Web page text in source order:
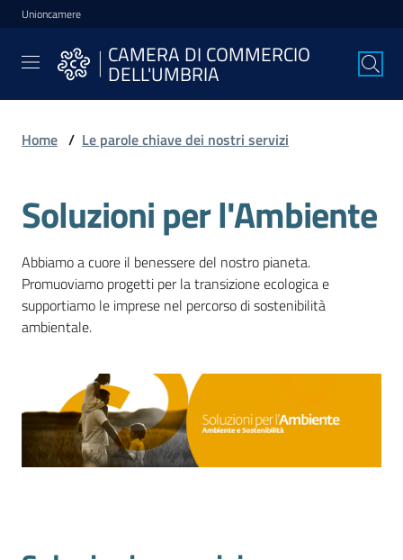
Vai al contenuto
Vai alla navigazione
Vai al footer
Unioncamere
CAMERA DI COMMERCIO
DELL'UMBRIA
CAMERA DI
COMMERCIO
DELL'UMBRIA
Camera
Avviare
l'Impresa
l'Impresa
Promuovere
Home / Le parole chiave dei nostri servizi
Soluzioni per l'Ambiente
Abbiamo a cuore il benessere del nostro pianeta.
Promuoviamo progetti per la transizione ecologica e
supportiamo le imprese nel percorso di sostenibilità
ambientale.